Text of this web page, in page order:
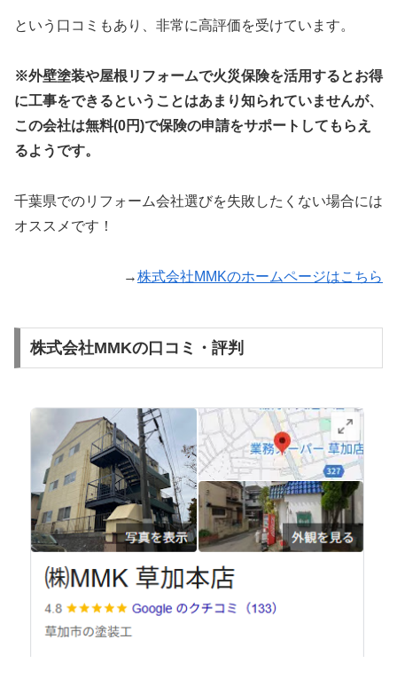
という口コミもあり、非常に高評価を受けています。
※外壁塗装や屋根リフォームで火災保険を活用するとお得
に工事をできるということはあまり知られていませんが、
この会社は無料(0円)で保険の申請をサポートしてもらえ
るようです。
千葉県でのリフォーム会社選びを失敗したくない場合には
オススメです！
→株式会社MMKのホームページはこちら
株式会社MMKの口コミ・評判